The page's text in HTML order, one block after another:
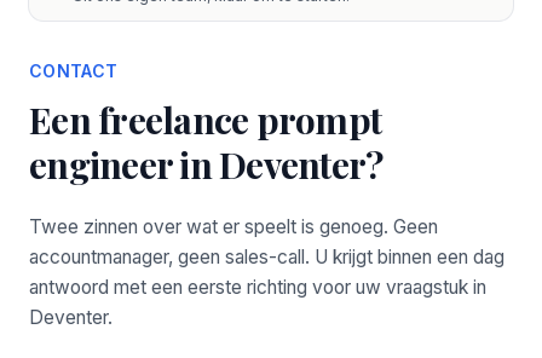
CONTACT
Een freelance prompt
engineer in Deventer?
Twee zinnen over wat er speelt is genoeg. Geen
accountmanager, geen sales-call. U krijgt binnen een dag
antwoord met een eerste richting voor uw vraagstuk in
Deventer.